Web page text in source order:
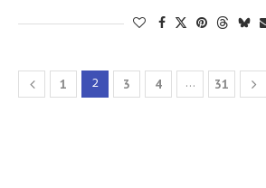
1 2 3 4 … 31